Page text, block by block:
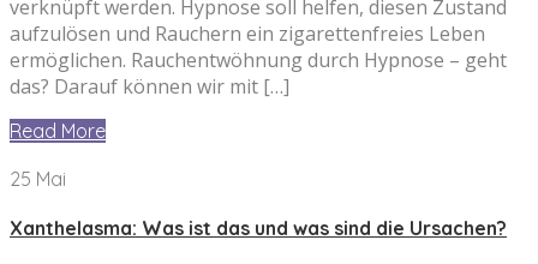
verknüpft werden. Hypnose soll helfen, diesen Zustand
aufzulösen und Rauchern ein zigarettenfreies Leben
ermöglichen. Rauchentwöhnung durch Hypnose – geht
das? Darauf können wir mit […]
Read More
25 Mai
Xanthelasma: Was ist das und was sind die Ursachen?